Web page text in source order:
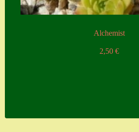
Alchemist
2,50 €